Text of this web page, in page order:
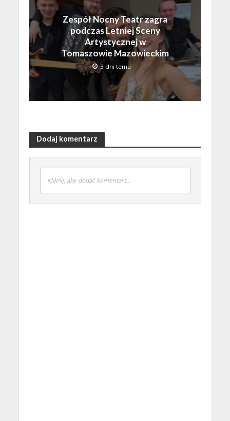
Zespół Nocny Teatr zagra
podczas Letniej Sceny
Artystycznej w
Tomaszowie Mazowieckim
3 dni temu
Dodaj komentarz
Kliknij, aby dodać komentarz...